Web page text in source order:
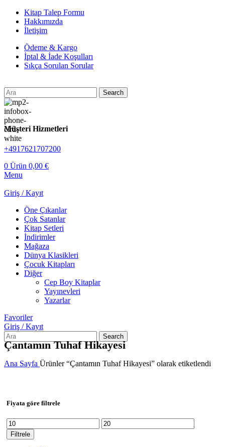
Kitap Talep Formu
Hakkımızda
İletişim
Ödeme & Kargo
İptal & İade Koşulları
Sıkça Sorulan Sorular
Search
Müşteri Hizmetleri
+4917621707200
0 Ürün 0,00 €
Menu
Giriş / Kayıt
Öne Çıkanlar
Çok Satanlar
Kitap Setleri
İndirimler
Mağaza
Dünya Klasikleri
Çocuk Kitapları
Diğer
Cep Boy Kitaplar
Yayınevleri
Yazarlar
Favoriler
Giriş / Kayıt
Search
Çantamın Tuhaf Hikayesi
Ana Sayfa Ürünler “Çantamın Tuhaf Hikayesi” olarak etiketlendi
Fiyata göre filtrele
En
düşük
fiyat
En
yüksek
Filtrele